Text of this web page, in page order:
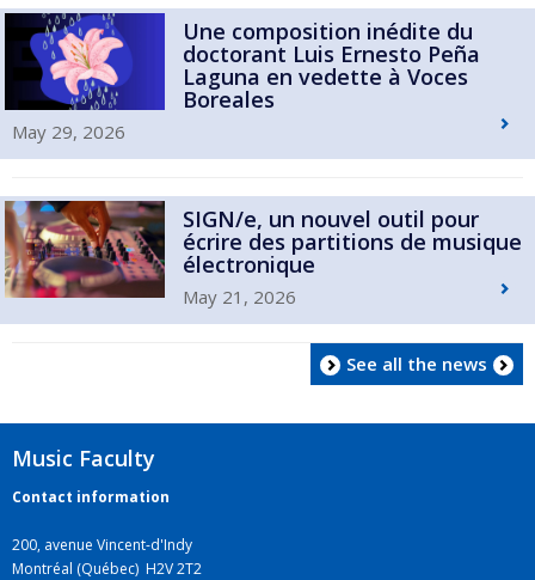
Une composition inédite du
doctorant Luis Ernesto Peña
Laguna en vedette à Voces
Boreales
May 29, 2026
SIGN/e, un nouvel outil pour
écrire des partitions de musique
électronique
May 21, 2026
See all the news
Music Faculty
Contact information
200, avenue Vincent-d'Indy
Montréal (Québec) H2V 2T2